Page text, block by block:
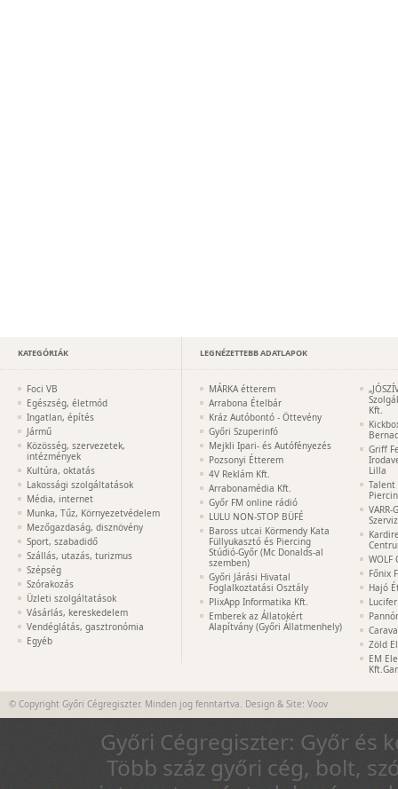
KATEGÓRIÁK
Foci VB
Egészség, életmód
Ingatlan, építés
Jármű
Közösség, szervezetek,
intézmények
Kultúra, oktatás
Lakossági szolgáltatások
Média, internet
Munka, Tűz, Környezetvédelem
Mezőgazdaság, disznövény
Sport, szabadidő
Szállás, utazás, turizmus
Szépség
Szórakozás
Üzleti szolgáltatások
Vásárlás, kereskedelem
Vendéglátás, gasztronómia
Egyéb
LEGNÉZETTEBB ADATLAPOK
MÁRKA étterem
Arrabona Ételbár
Kráz Autóbontó - Öttevény
Győri Szuperinfó
Mejkli Ipari- és Autófényezés
Pozsonyi Étterem
4V Reklám Kft.
Arrabonamédia Kft.
Győr FM online rádió
LULU NON-STOP BÜFÉ
Baross utcai Körmendy Kata
Füllyukasztó és Piercing
Stúdió-Győr (Mc Donalds-al
szemben)
Győri Járási Hivatal
Foglalkoztatási Osztály
PlixApp Informatika Kft.
Emberek az Állatokért
Alapítvány (Győri Állatmenhely)
Kft.
Griff
Lilla
Talent
WOLF
Főnix
Hajó
Zöld
EM
© Copyright Győri Cégregiszter. Minden jog fenntartva. Design & Site: Voov
Győri Cégregiszter: Győr és
Több száz győri cég, bolt,